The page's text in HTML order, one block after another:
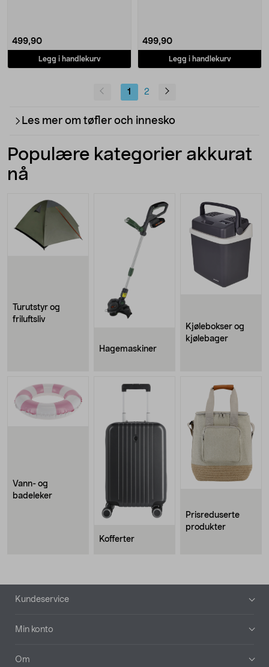
499,90
Legg i handlekurv
499,90
Legg i handlekurv
1 2
Les mer om tøfler och innesko
Populære kategorier akkurat
nå
Turutstyr og
friluftsliv
Hagemaskiner
Kjølebokser og
kjølebager
Vann- og
badeleker
Kofferter
Prisreduserte
produkter
Bunntekst
Kundeservice
Min konto
Om